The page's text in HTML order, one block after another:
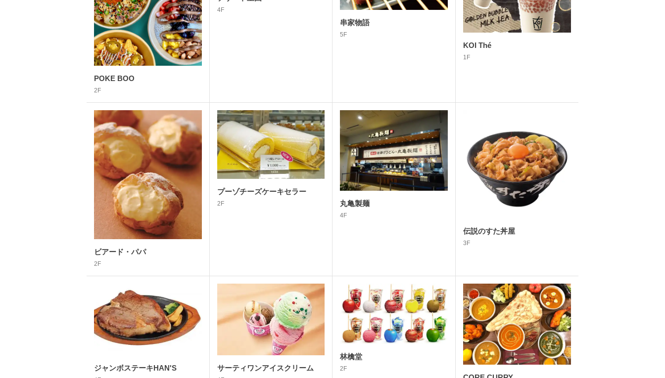
POKE BOO
2F
4F
串家物語
5F
KOI Thé
1F
ビアード・パパ
2F
プーゾチーズケーキセラー
2F 丸亀製麺
4F
伝説のすた丼屋
3F
ジャンボステーキHAN'S サーティワンアイスクリーム
林檎堂
2F